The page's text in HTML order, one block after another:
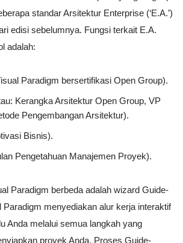
standar Arsitektur Enterprise (‘E.A.’)
edisi sebelumnya. Fungsi terkait E.A.
adalah:
Paradigm bersertifikasi Open Group).
Kerangka Arsitektur Open Group, VP
Pengembangan Arsitektur).
Bisnis).
Pengetahuan Manajemen Proyek).
Paradigm berbeda adalah wizard Guide-
Paradigm menyediakan alur kerja interaktif
Anda melalui semua langkah yang
proyek Anda. Proses Guide-